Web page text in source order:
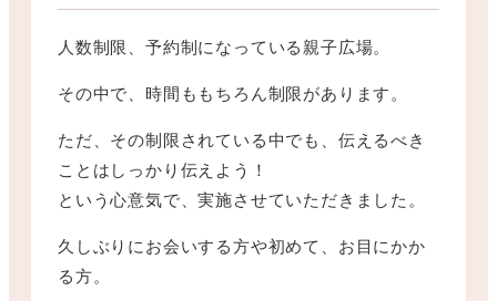
人数制限、予約制になっている親子広場。
その中で、時間ももちろん制限があります。
ただ、その制限されている中でも、伝えるべき
ことはしっかり伝えよう！
という心意気で、実施させていただきました。
久しぶりにお会いする方や初めて、お目にかか
る方。